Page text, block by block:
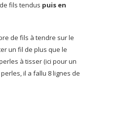
fils tendus puis en
de fils à tendre sur le
un fil de plus que le
à tisser (ici pour un
il a fallu 8 lignes de